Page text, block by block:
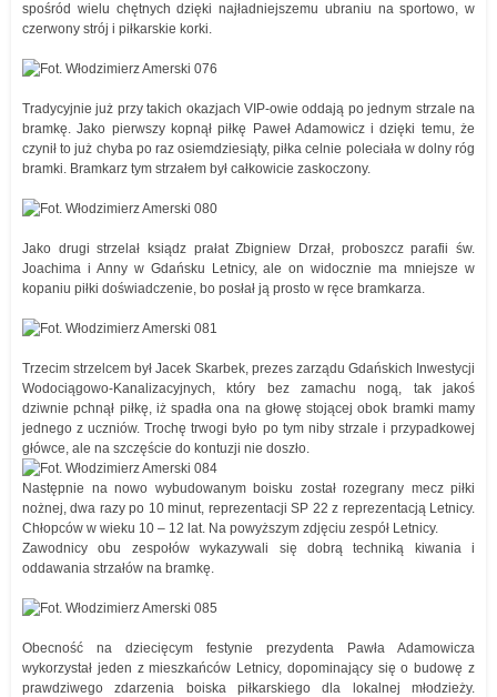
spośród wielu chętnych dzięki najładniejszemu ubraniu na sportowo, w
czerwony strój i piłkarskie korki.
Tradycyjnie już przy takich okazjach VIP-owie oddają po jednym strzale na
bramkę. Jako pierwszy kopnął piłkę Paweł Adamowicz i dzięki temu, że
czynił to już chyba po raz osiemdziesiąty, piłka celnie poleciała w dolny róg
bramki. Bramkarz tym strzałem był całkowicie zaskoczony.
Jako drugi strzelał ksiądz prałat Zbigniew Drzał, proboszcz parafii św.
Joachima i Anny w Gdańsku Letnicy, ale on widocznie ma mniejsze w
kopaniu piłki doświadczenie, bo posłał ją prosto w ręce bramkarza.
Trzecim strzelcem był Jacek Skarbek, prezes zarządu Gdańskich Inwestycji
Wodociągowo-Kanalizacyjnych, który bez zamachu nogą, tak jakoś
dziwnie pchnął piłkę, iż spadła ona na głowę stojącej obok bramki mamy
jednego z uczniów. Trochę trwogi było po tym niby strzale i przypadkowej
główce, ale na szczęście do kontuzji nie doszło.
Następnie na nowo wybudowanym boisku został rozegrany mecz piłki
nożnej, dwa razy po 10 minut, reprezentacji SP 22 z reprezentacją Letnicy.
Chłopców w wieku 10 – 12 lat. Na powyższym zdjęciu zespół Letnicy.
Zawodnicy obu zespołów wykazywali się dobrą techniką kiwania i
oddawania strzałów na bramkę.
Obecność na dziecięcym festynie prezydenta Pawła Adamowicza
wykorzystał jeden z mieszkańców Letnicy, dopominający się o budowę z
prawdziwego zdarzenia boiska piłkarskiego dla lokalnej młodzieży.